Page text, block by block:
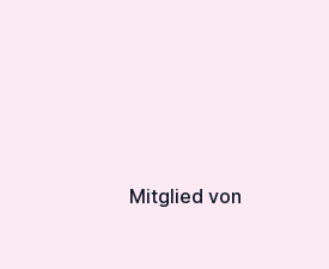
Mitglied von